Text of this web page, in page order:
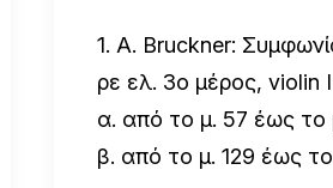
1. A. Bruckner:
ρε ελ. 3ο μέρος, violin
α. από το μ. 57 έως το
β. από το μ. 129 έως